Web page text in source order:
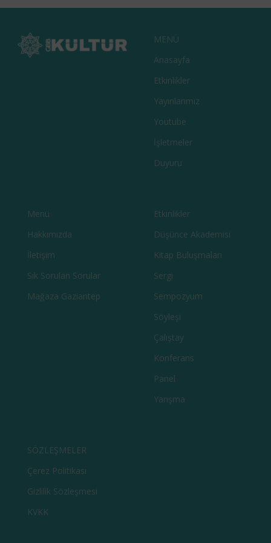
MENÜ
Anasayfa
Etkinlikler
Yayınlarımız
Youtube
İşletmeler
Duyuru
Menü
Hakkımızda
İletişim
Sık Sorulan Sorular
Mağaza Gaziantep
Etkinlikler
Düşünce Akademisi
Kitap Buluşmaları
Sergi
Sempozyum
Söyleşi
Çalıştay
Konferans
Panel
Yarışma
SÖZLEŞMELER
Çerez Politikası
Gizlilik Sözleşmesi
KVKK